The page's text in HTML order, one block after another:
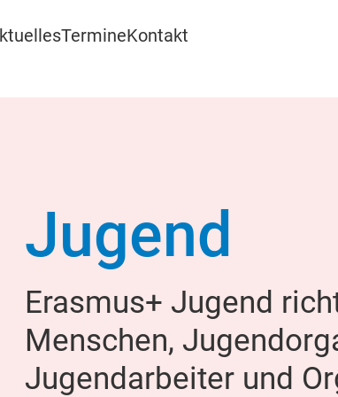
TermineKontakt
Jugend
Erasmus+ Jugend
Menschen,
Jugendarbeiter und